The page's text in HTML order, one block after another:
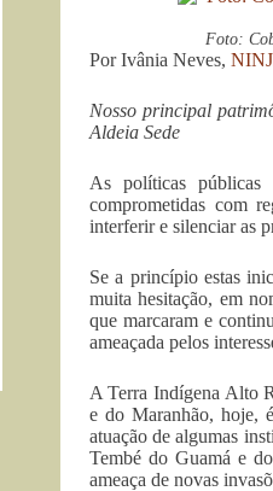
Foto:
Por Ivânia Neves,
Nosso principal
Aldeia Sede
As políticas públicas
comprometidas com
interferir e silenciar as
Se a princípio estas
muita hesitação, em
que marcaram e
ameaçada pelos
A Terra Indígena Alto
e do Maranhão, hoje,
atuação de algumas
Tembé do Guamá e
ameaça de novas